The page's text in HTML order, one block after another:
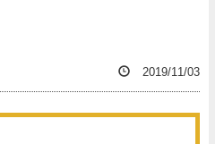
2019/11/03